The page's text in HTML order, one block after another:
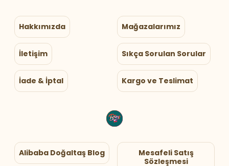
Hakkımızda Mağazalarımız
İletişim Sıkça Sorulan Sorular
İade & İptal Kargo ve Teslimat
Alibaba Doğaltaş Blog
Mesafeli Satış
Sözleşmesi